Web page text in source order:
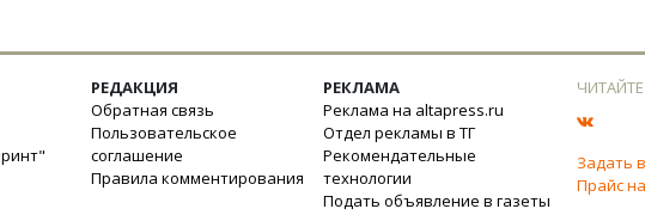
РЕДАКЦИЯ
Обратная связь
Пользовательское
соглашение
Правила комментирования
РЕКЛАМА
Реклама на altapress.ru
Отдел рекламы в ТГ
Рекомендательные
технологии
Подать объявление в газеты
Задать
Прайс